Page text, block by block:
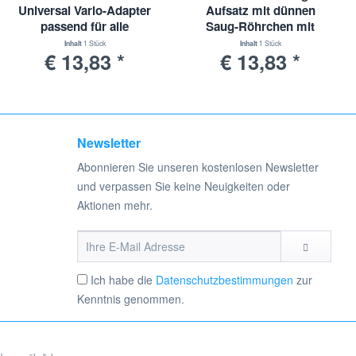
Bildmaterialien sind eingetragene Markenzeichen der
Hier handelt es sich um kein Originalprodukt des
Universal Vario-Adapter
passend für alle
Staubsauger mit 30-
38mm Durchmesser
Inhalt 1 Stück
€ 13,83 *
Aufsatz mit dünnen
Saug-Röhrchen mit
Universal-Adapter | 30-
38mm Durchmesser
Inhalt 1 Stück
€ 13,83 *
Newsletter
Abonnieren Sie unseren kostenlosen Newsletter
und verpassen Sie keine Neuigkeiten oder
Aktionen mehr.
Ich habe die Datenschutzbestimmungen zur
Kenntnis genommen.